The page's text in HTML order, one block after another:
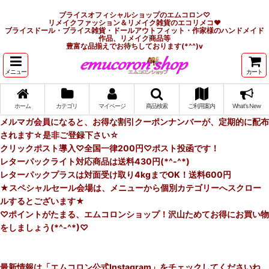
ブライスオフィシャルショップのエムコロン♡
リメイクファッション＆リメイク雑貨のエコリメコ♥
ブライスドール・ブライス雑貨・ドールアウトフィット・作家様のハンドメイド
作品、リメイク商品等
豊富な品揃えでお待ちしております(*^^)v
メニュー カート
ホーム カテゴリ マイページ 商品検索 ご利用案内 What's New
メルマガ会員になると、お得な割引クーポンナンバーが、定期的に配布
されます☆是非ご登録下さい☆
クリックポスト導入♡全国一律200円♡ポスト投函です！
レターパックライト対応商品は送料430円(*^-^*)
レターパックプラスは対面受け取り4kgまでOK！送料600円
★スペシャルセール会場は、メニューから個別カテゴリーへスクロー
ルするとございます★
♡ポイントがたまる、エムコロンショップ！沢山ためてお得にお買い物
をしましょう(*^-^*)♡
最新情報は「エムコロン公式Instagram」をチェックしてくださいね